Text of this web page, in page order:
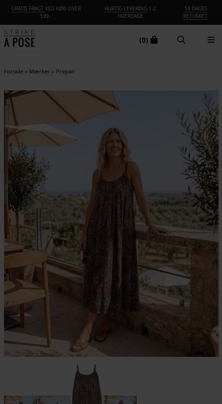
GRATIS FRAGT VED KØB OVER
599,-
HURTIG LEVERING 1-2
HVERDAGE
14 DAGES
RETURRET
(0)
Forside» Mærker » Prepair
NYHED -25%